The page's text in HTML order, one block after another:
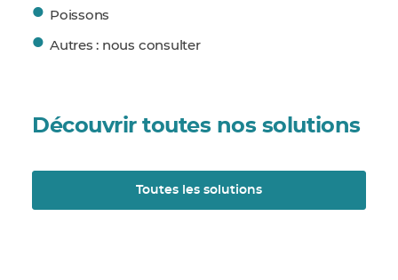
Poissons
Autres : nous consulter
Découvrir toutes nos solutions
Toutes les solutions